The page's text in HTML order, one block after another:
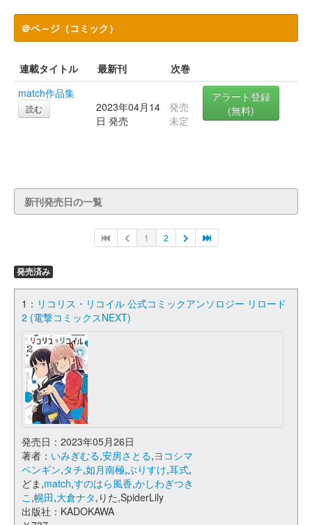
＠ペ～ジ（コミック）
連載タイトル 最新刊
次巻
match作品集
読む
2023年04月14
日 発売
発売
未定
アラート登録
(無料)
新刊発売日の一覧
1 2
発売済み
1： リコリス・リコイル 公式コミックアンソロジー リロード
2 (電撃コミックスNEXT)
発売日：2023年05月26日
著者： いみぎむる,安房さとる,ヨコシマ
ペンギン,タチ,如月南極,ぶりすけ,耳式,
どま,match,すのはら風香,かしわぎつき
こ ,幌田,大倉ナタ,りた,SpiderLily
出版社：KADOKAWA